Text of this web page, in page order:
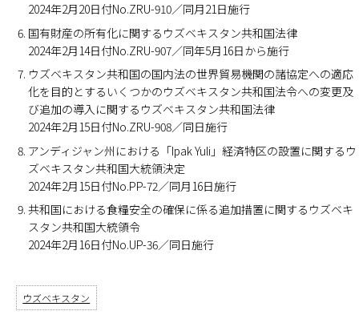
2024年2月20日付No.ZRU-910／同月21日施行
国有財産の所有化に関するウズベキスタン共和国法律
2024年2月14日付No.ZRU-907／同年5月16日から施行
ウズベキスタン共和国の国内法の世界貿易機関の諸協定への適応
化を目的とするいくつかのウズベキスタン共和国法令への変更及
び追加の導入に関するウズベキスタン共和国法律
2024年2月15日付No.ZRU-908／同日施行
アンディジャン州における「Ipak Yuli」経済特区の設置に関するウ
ズベキスタン共和国大統領決定
2024年2月15日付No.PP-72／同月16日施行
共和国における食糧安全の確保に係る追加措置に関するウズベキ
スタン共和国大統領令
2024年2月16日付No.UP-36／同日施行
ウズベキスタン